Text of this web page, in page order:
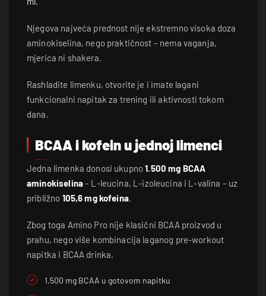
Njegova najveća prednost nije ekstremno visoka doza
aminokiselina, nego praktičnost – nema vaganja,
mjerica ni shakera.
Rashladite limenku, otvorite je i imate lagani
funkcionalni napitak za trening ili aktivnosti tokom
dana.
BCAA i kofein u jednoj limenci
Jedna limenka donosi ukupno1.500 mg BCAA
aminokiselina– L-leucina, L-izoleucina i L-valina – uz
približno 105,6 mg kofeina.
Zbog toga Amino Pro nije klasični BCAA proizvod u
prahu, nego više kombinacija laganog pre-workout
napitka i BCAA drinka.
1.500 mg BCAA u gotovom napitku